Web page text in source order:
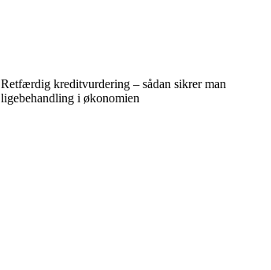
Retfærdig kreditvurdering – sådan sikrer man
ligebehandling i økonomien